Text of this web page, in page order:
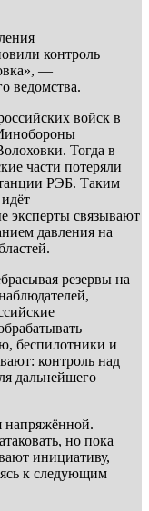
контроль
—
ведомства.
войск в
Тогда в
части потеряли
РЭБ. Таким
эксперты связывают
давления на
резервы на
беспилотники и
контроль над
дальнейшего
напряжённой.
но пока
инициативу,
к следующим